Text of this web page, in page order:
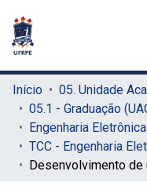
Início
05.1 - Graduação